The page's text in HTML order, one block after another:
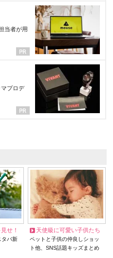
当者が用
プロデ
せ！
バ新
天使級に可愛い子供たち
ペットと子供の仲良しショッ
ト他、SNS話題キッズまとめ